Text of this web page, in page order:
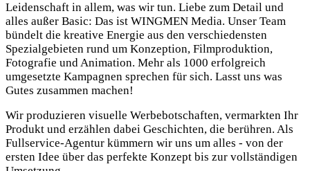
Leidenschaft in allem, was wir tun. Liebe zum Detail und
alles außer Basic: Das ist WINGMEN Media. Unser Team
bündelt die kreative Energie aus den verschiedensten
Spezialgebieten rund um Konzeption, Filmproduktion,
Fotografie und Animation. Mehr als 1000 erfolgreich
umgesetzte Kampagnen sprechen für sich. Lasst uns was
Gutes zusammen machen!
Wir produzieren visuelle Werbebotschaften, vermarkten Ihr
Produkt und erzählen dabei Geschichten, die berühren. Als
Fullservice-Agentur kümmern wir uns um alles - von der
ersten Idee über das perfekte Konzept bis zur vollständigen